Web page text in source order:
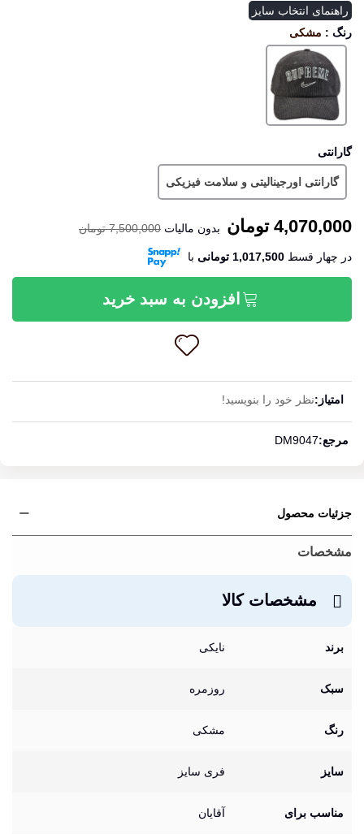
راهنمای انتخاب سایز
رنگ : مشکی
مشکی
گارانتی
گارانتی اورجینالیتی و سلامت فیزیکی
4,070,000 تومان بدون مالیات 7,500,000 تومان
در چهار قسط 1,017,500 تومانی ‌با
افزودن به سبد خرید
امتیاز:نظر خود را بنویسید!
مرجع:DM9047
جزئیات محصول
مشخصات
مشخصات کالا
برند نایکی
سبک روزمره
رنگ مشکی
سایز فری سایز
مناسب برای آقایان